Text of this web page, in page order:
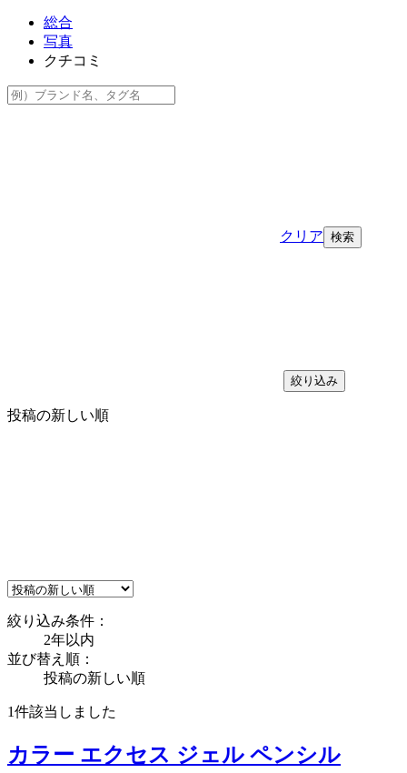
総合
写真
クチコミ
クリア
絞り込み
投稿の新しい順
絞り込み条件：
2年以内
並び替え順：
投稿の新しい順
1件該当しました
カラー エクセス ジェル ペンシル